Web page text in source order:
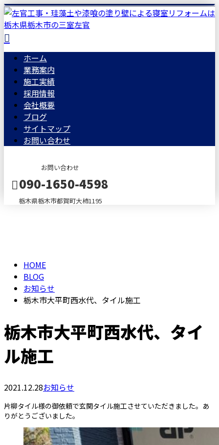
ホーム
業務案内
施工実績
採用情報
会社概要
ブログ
サイトマップ
お問い合わせ
お問い合わせ
090-1650-4598
栃木県栃木市都賀町大柿1195
HOME
BLOG
お知らせ
栃木市大平町西水代、タイル施工
栃木市大平町西水代、タイ
ル施工
2021.12.28お知らせ
片柳タイル様の御依頼で玄関タイル施工させていただきました。あ
りがとうございました。